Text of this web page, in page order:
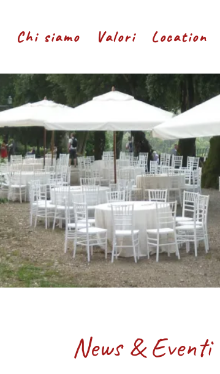
Chi siamo Valori Location
News & Eventi